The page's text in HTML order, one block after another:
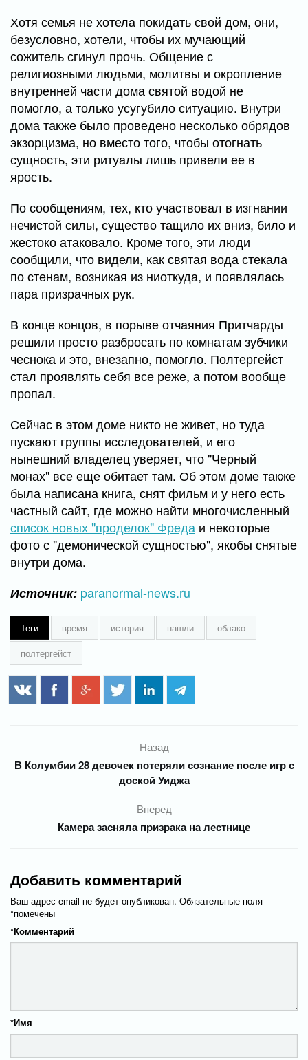
Хотя семья не хотела покидать свой дом, они,
безусловно, хотели, чтобы их мучающий
сожитель сгинул прочь. Общение с
религиозными людьми, молитвы и окропление
внутренней части дома святой водой не
помогло, а только усугубило ситуацию. Внутри
дома также было проведено несколько обрядов
экзорцизма, но вместо того, чтобы отогнать
сущность, эти ритуалы лишь привели ее в
ярость.
По сообщениям, тех, кто участвовал в изгнании
нечистой силы, существо тащило их вниз, било и
жестоко атаковало. Кроме того, эти люди
сообщили, что видели, как святая вода стекала
по стенам, возникая из ниоткуда, и появлялась
пара призрачных рук.
В конце концов, в порыве отчаяния Притчарды
решили просто разбросать по комнатам зубчики
чеснока и это, внезапно, помогло. Полтергейст
стал проявлять себя все реже, а потом вообще
пропал.
Сейчас в этом доме никто не живет, но туда
пускают группы исследователей, и его
нынешний владелец уверяет, что "Черный
монах" все еще обитает там. Об этом доме также
была написана книга, снят фильм и у него есть
частный сайт, где можно найти многочисленный
список новых "проделок" Фреда и некоторые
фото с "демонической сущностью", якобы снятые
внутри дома.
Источник: paranormal-news.ru
Теги время история нашли
облако
полтергейст
Назад
В Колумбии 28 девочек потеряли сознание после игр с
доской Уиджа
Вперед
Камера засняла призрака на лестнице
Добавить комментарий
Ваш адрес email не будет опубликован. Обязательные поля
помечены
*
Комментарий
*
Имя
*